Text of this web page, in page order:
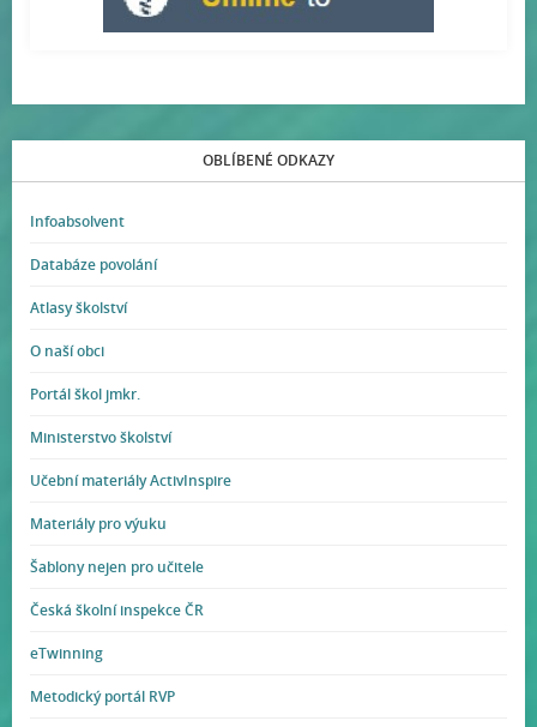
OBLÍBENÉ ODKAZY
Infoabsolvent
Databáze povolání
Atlasy školství
O naší obci
Portál škol jmkr.
Ministerstvo školství
Učební materiály ActivInspire
Materiály pro výuku
Šablony nejen pro učitele
Česká školní inspekce ČR
eTwinning
Metodický portál RVP